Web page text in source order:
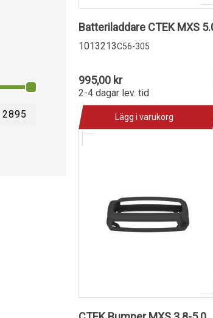
Batteriladdare CTEK MXS
1013213C56-305
995,00 kr
2-4 dagar lev. tid
Lägg i varukorg